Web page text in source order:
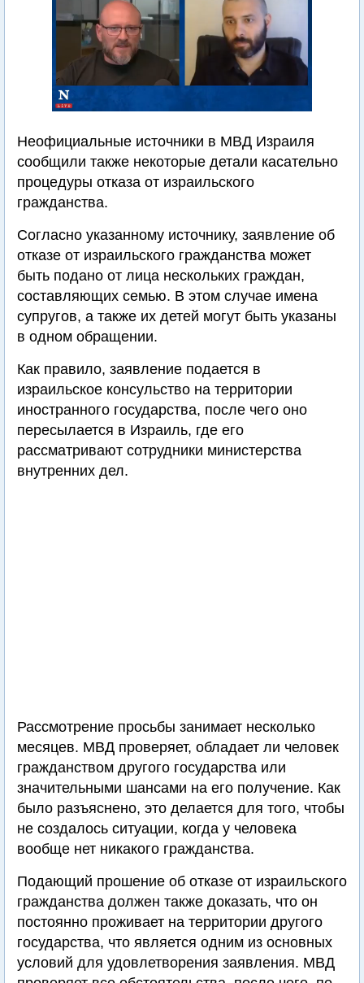
Неофициальные источники в МВД Израиля
сообщили также некоторые детали касательно
процедуры отказа от израильского
гражданства.
Согласно указанному источнику, заявление об
отказе от израильского гражданства может
быть подано от лица нескольких граждан,
составляющих семью. В этом случае имена
супругов, а также их детей могут быть указаны
в одном обращении.
Как правило, заявление подается в
израильское консульство на территории
иностранного государства, после чего оно
пересылается в Израиль, где его
рассматривают сотрудники министерства
внутренних дел.
Рассмотрение просьбы занимает несколько
месяцев. МВД проверяет, обладает ли человек
гражданством другого государства или
значительными шансами на его получение. Как
было разъяснено, это делается для того, чтобы
не создалось ситуации, когда у человека
вообще нет никакого гражданства.
Подающий прошение об отказе от израильского
гражданства должен также доказать, что он
постоянно проживает на территории другого
государства, что является одним из основных
условий для удовлетворения заявления. МВД